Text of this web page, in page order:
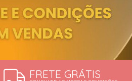
FRETE GRÁTIS